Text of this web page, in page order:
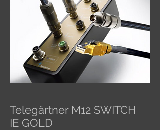
Telegärtner M12 SWITCH
IE GOLD